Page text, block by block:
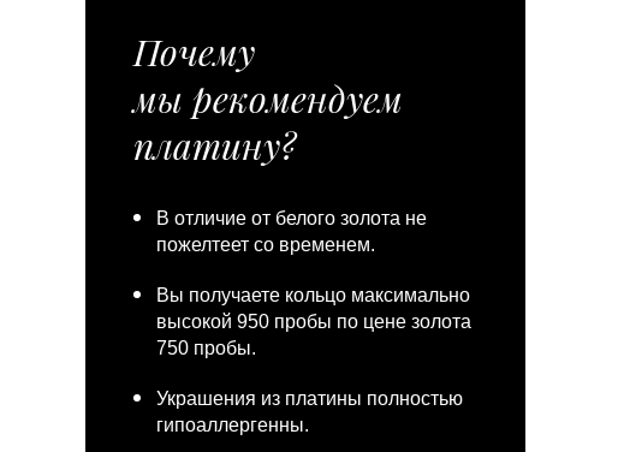
Почему
мы рекомендуем
платину?
В отличие от белого золота не
пожелтеет со временем.
Вы получаете кольцо максимально
высокой 950 пробы по цене золота
750 пробы.
Украшения из платины полностью
гипоаллергенны.